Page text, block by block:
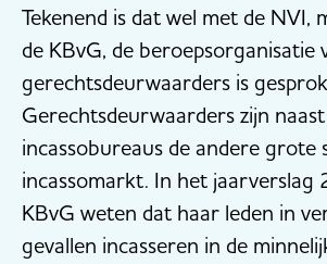
Tekenend is dat wel met de NVI,
de KBvG, de beroepsorganisatie
gerechtsdeurwaarders is
Gerechtsdeurwaarders zijn naast
incassobureaus de andere grote
incassomarkt. In het jaarverslag
KBvG weten dat haar leden in
gevallen incasseren in de